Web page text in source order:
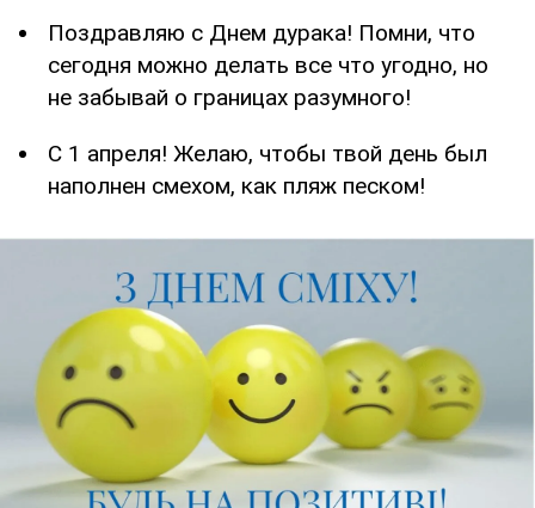
Поздравляю с Днем дурака! Помни, что
сегодня можно делать все что угодно, но
не забывай о границах разумного!
С 1 апреля! Желаю, чтобы твой день был
наполнен смехом, как пляж песком!